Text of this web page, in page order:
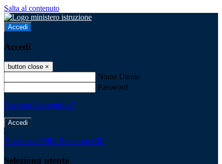
Salta al contenuto
Accedi
Accedi
button close ×
Nome Utente
Password
Password dimenticata?
-
Entra con SPID Entra con CIE
Seleziona utente